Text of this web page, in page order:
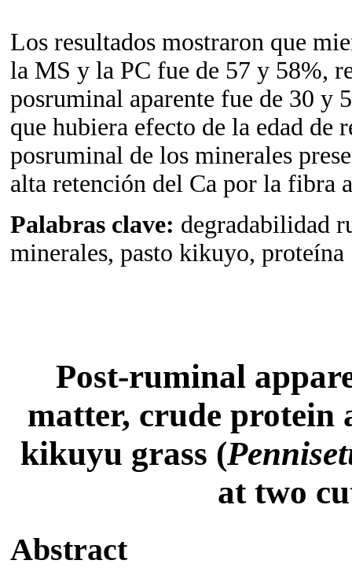
Los resultados mostraron que
la MS y la PC fue de 57 y 58%,
posruminal aparente fue de 30 y
que hubiera efecto de la edad
posruminal de los minerales
alta retención del Ca por la fibra
Palabras clave: degradabilidad
minerales, pasto kikuyo, proteína
Post-ruminal
matter, crude protein
kikuyu grass (
at two
Abstract